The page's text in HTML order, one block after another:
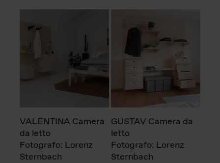
VALENTINA Camera
da letto
Fotografo: Lorenz
Sternbach
GUSTAV Camera da
letto
Fotografo: Lorenz
Sternbach